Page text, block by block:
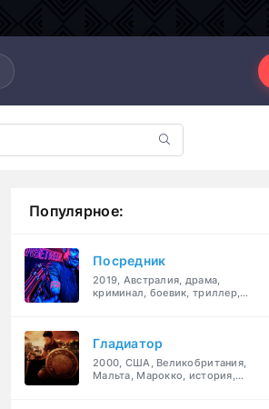
Популярное:
Посредник
2019, Австралия, драма,
криминал, боевик, триллер,
Гладиатор
2000, США, Великобритания,
Мальта, Марокко, история,